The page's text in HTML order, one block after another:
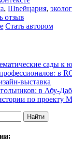
, Швейцария,
отзыв
Стать автором
сады к
в
выставка
в Абу-
по проекту
Найти